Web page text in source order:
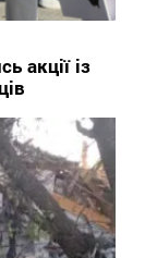
акції із